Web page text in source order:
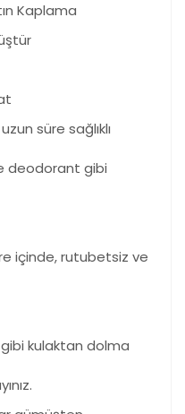
Kaplama
süre sağlıklı
deodorant gibi
içinde, rutubetsiz ve
kulaktan dolma